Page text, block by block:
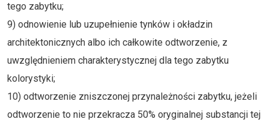
tego zabytku;
9) odnowienie lub uzupełnienie tynków i okładzin
architektonicznych albo ich całkowite odtworzenie, z
uwzględnieniem charakterystycznej dla tego zabytku
kolorystyki;
10) odtworzenie zniszczonej przynależności zabytku, jeżeli
odtworzenie to nie przekracza 50% oryginalnej substancji tej